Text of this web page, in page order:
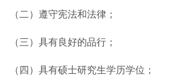
（二）遵守宪法和法律；
（三）具有良好的品行；
（四）具有硕士研究生学历学位；